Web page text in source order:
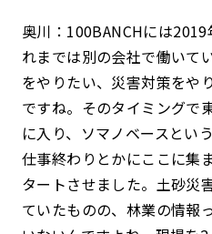
奥川：100BANCHには
れまでは別の会社で働いて
をやりたい、災害対策をや
ですね。そのタイミングで
に入り、ソマノベースとい
仕事終わりとかにここに集
タートさせました。土砂災
ていたものの、林業の情報